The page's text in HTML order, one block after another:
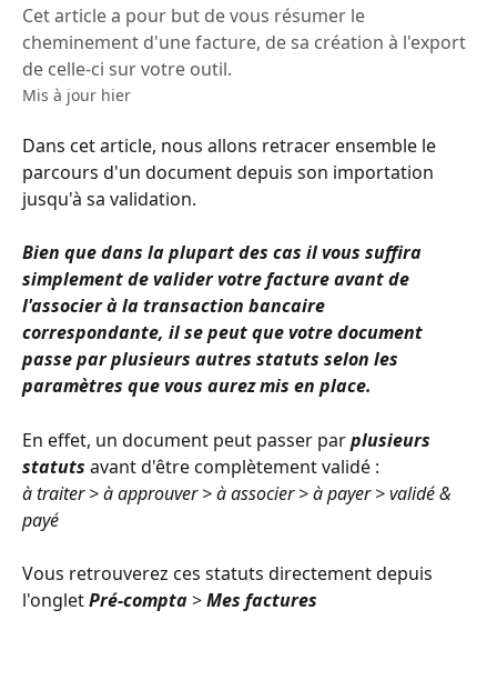
Cet article a pour but de vous résumer le
cheminement d'une facture, de sa création à l'export
de celle-ci sur votre outil.
Mis à jour hier
Dans cet article, nous allons retracer ensemble le
parcours d'un document depuis son importation
jusqu'à sa validation.
Bien que dans la plupart des cas il vous suffira
simplement de valider votre facture avant de
l'associer à la transaction bancaire
correspondante, il se peut que votre document
passe par plusieurs autres statuts selon les
paramètres que vous aurez mis en place.
En effet, un document peut passer par plusieurs
statuts avant d'être complètement validé :
à traiter > à approuver > à associer > à payer > validé &
payé
Vous retrouverez ces statuts directement depuis
l'onglet Pré-compta > Mes factures